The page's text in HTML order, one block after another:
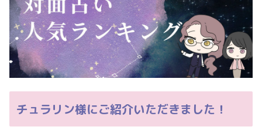
チュラリン様にご紹介いただきました！